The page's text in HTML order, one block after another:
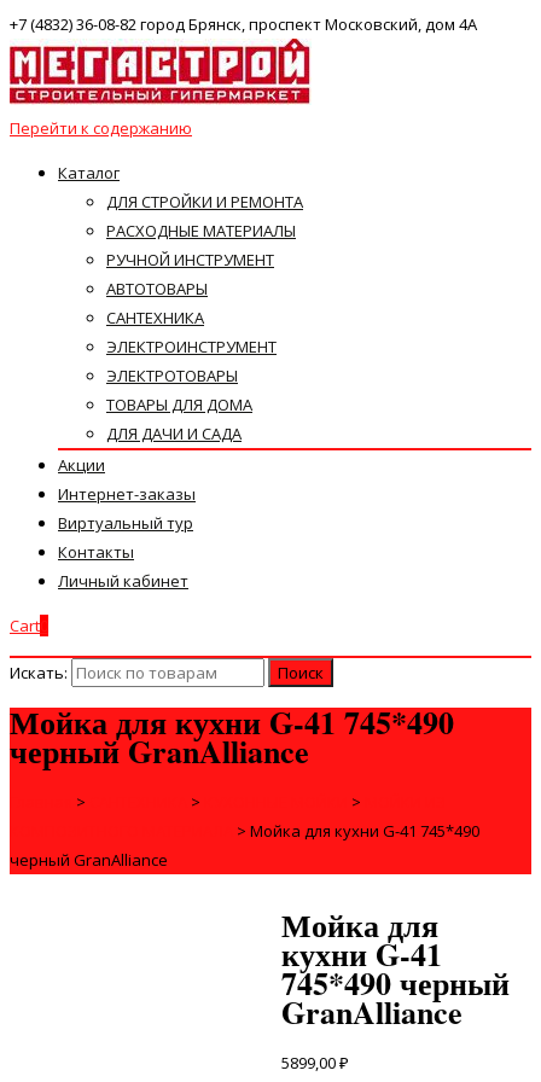
+7 (4832) 36-08-82 город Брянск, проспект Московский, дом 4А
Перейти к содержанию
Каталог
ДЛЯ СТРОЙКИ И РЕМОНТА
РАСХОДНЫЕ МАТЕРИАЛЫ
РУЧНОЙ ИНСТРУМЕНТ
АВТОТОВАРЫ
САНТЕХНИКА
ЭЛЕКТРОИНСТРУМЕНТ
ЭЛЕКТРОТОВАРЫ
ТОВАРЫ ДЛЯ ДОМА
ДЛЯ ДАЧИ И САДА
Акции
Интернет-заказы
Виртуальный тур
Контакты
Личный кабинет
Cart
Искать:
Мойка для кухни G-41 745*490
черный GranAlliance
> > >
> Мойка для кухни G-41 745*490
черный GranAlliance
Мойка для
кухни G-41
745*490 черный
GranAlliance
5899,00₽